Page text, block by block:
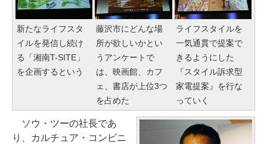
新たなライフスタ
イルを発信し続け
る「湘南T-SITE」
を企画するという
藤沢市にどんな場
所が欲しいかとい
うアンケートで
は、映画館、カフ
ェ、書店が上位3つ
を占めた
ライフスタイルを
一気通貫で提案で
きるようにした
『スタイル訴求型
家電提案』を行な
っていく
ソウ・ツーの社長であ
り、カルチュア・コンビニ